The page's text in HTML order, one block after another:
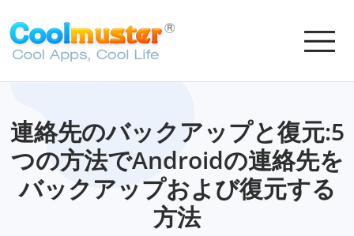
連絡先のバックアップと復元:5
つの方法でAndroidの連絡先を
バックアップおよび復元する
方法